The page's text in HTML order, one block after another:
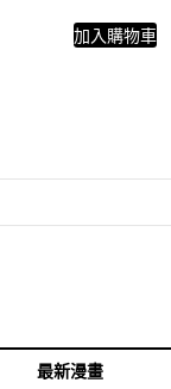
加入購物車
最新漫畫